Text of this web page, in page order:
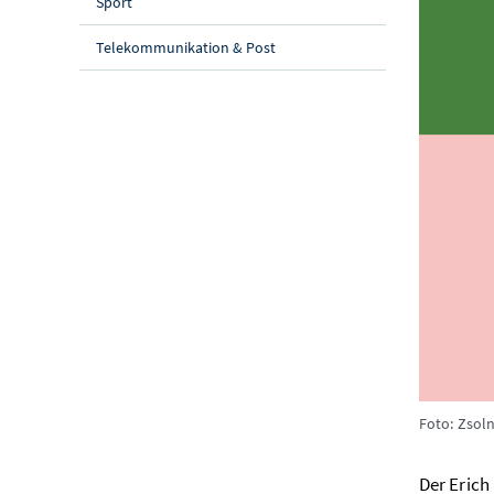
Telekommunikation & Post
Foto:
Der